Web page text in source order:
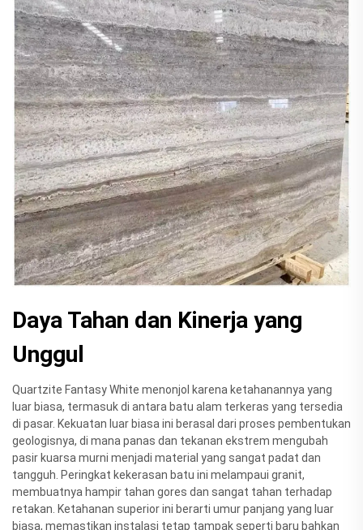
Daya Tahan dan Kinerja yang
Unggul
Quartzite Fantasy White menonjol karena ketahanannya yang
luar biasa, termasuk di antara batu alam terkeras yang tersedia
di pasar. Kekuatan luar biasa ini berasal dari proses pembentukan
geologisnya, di mana panas dan tekanan ekstrem mengubah
pasir kuarsa murni menjadi material yang sangat padat dan
tangguh. Peringkat kekerasan batu ini melampaui granit,
membuatnya hampir tahan gores dan sangat tahan terhadap
retakan. Ketahanan superior ini berarti umur panjang yang luar
biasa, memastikan instalasi tetap tampak seperti baru bahkan